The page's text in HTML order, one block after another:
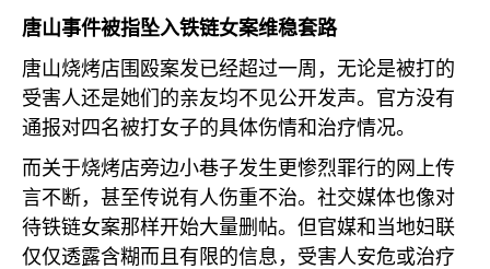
唐山事件被指坠入铁链女案维稳套路
唐山烧烤店围殴案发已经超过一周，无论是被打的
受害人还是她们的亲友均不见公开发声。官方没有
通报对四名被打女子的具体伤情和治疗情况。
而关于烧烤店旁边小巷子发生更惨烈罪行的网上传
言不断，甚至传说有人伤重不治。社交媒体也像对
待铁链女案那样开始大量删帖。但官媒和当地妇联
仅仅透露含糊而且有限的信息，受害人安危或治疗